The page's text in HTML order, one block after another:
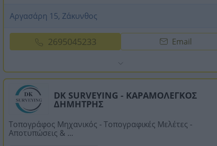
Αργασάρη 15, Ζάκυνθος
2695045233 Email
DK SURVEYING - ΚΑΡΑΜΟΛΕΓΚΟΣ
ΔΗΜΗΤΡΗΣ
Τοπογράφος Μηχανικός - Τοπογραφικές Μελέτες -
Αποτυπώσεις & ...